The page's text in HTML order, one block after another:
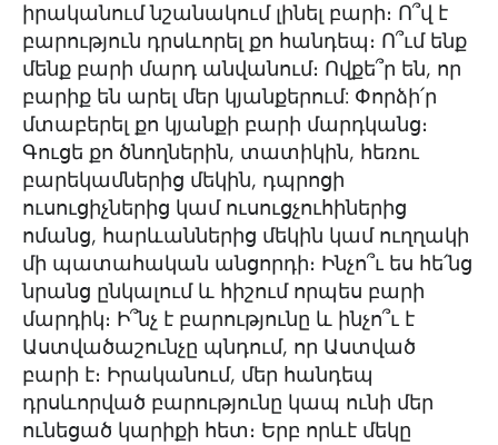
իրականում նշանակում լինել բարի։ Ո՞վ է
բարություն դրսևորել քո հանդեպ։ Ո՞ւմ ենք
մենք բարի մարդ անվանում։ Ովքե՞ր են, որ
բարիք են արել մեր կյանքերում: Փորձի՛ր
մտաբերել քո կյանքի բարի մարդկանց։
Գուցե քո ծնողներին, տատիկին, հեռու
բարեկամներից մեկին, դպրոցի
ուսուցիչներից կամ ուսուցչուհիներից
ոմանց, հարևաններից մեկին կամ ուղղակի
մի պատահական անցորդի։ Ինչո՞ւ ես հե՛նց
նրանց ընկալում և հիշում որպես բարի
մարդիկ։ Ի՞նչ է բարությունը և ինչո՞ւ է
Աստվածաշունչը պնդում, որ Աստված
բարի է։ Իրականում, մեր հանդեպ
դրսևորված բարությունը կապ ունի մեր
ունեցած կարիքի հետ։ Երբ որևէ մեկը